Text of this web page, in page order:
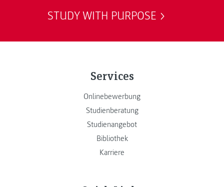
STUDY WITH PURPOSE
Services
Onlinebewerbung
Studienberatung
Studienangebot
Bibliothek
Karriere